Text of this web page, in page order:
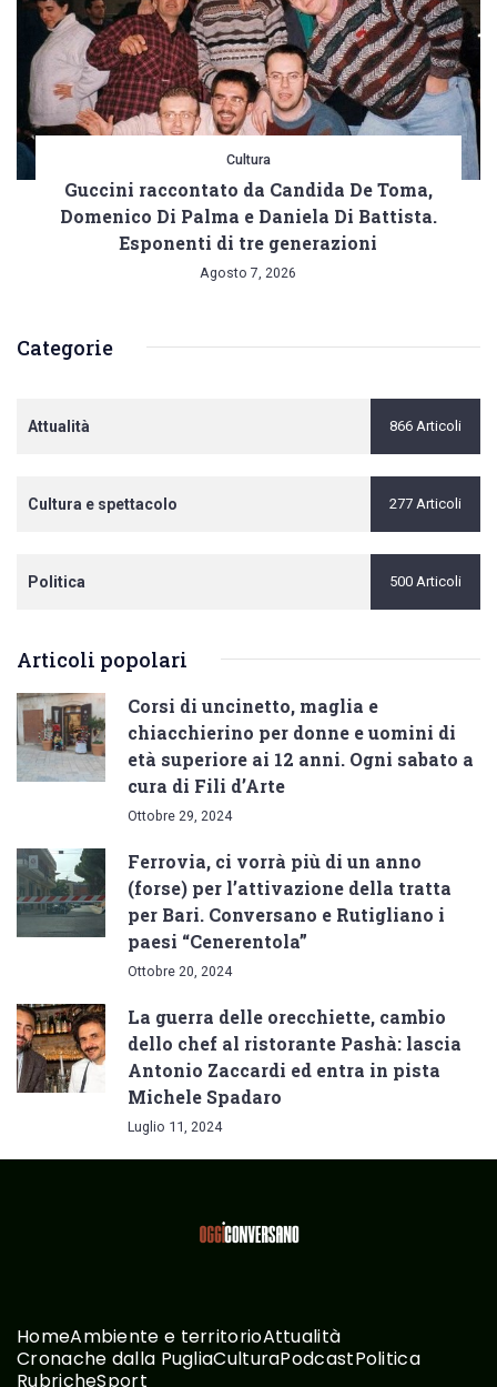
Cultura
Guccini raccontato da Candida De Toma,
Domenico Di Palma e Daniela Di Battista.
Esponenti di tre generazioni
Agosto 7, 2026
Categorie
Attualità 866 Articoli
Cultura e spettacolo 277 Articoli
Politica 500 Articoli
Articoli popolari
Corsi di uncinetto, maglia e
chiacchierino per donne e uomini di
età superiore ai 12 anni. Ogni sabato a
cura di Fili d’Arte
Ottobre 29, 2024
Ferrovia, ci vorrà più di un anno
(forse) per l’attivazione della tratta
per Bari. Conversano e Rutigliano i
paesi “Cenerentola”
Ottobre 20, 2024
La guerra delle orecchiette, cambio
dello chef al ristorante Pashà: lascia
Antonio Zaccardi ed entra in pista
Michele Spadaro
Luglio 11, 2024
HomeAmbiente e territorioAttualità
Cronache dalla PugliaCulturaPodcastPolitica
RubricheSport